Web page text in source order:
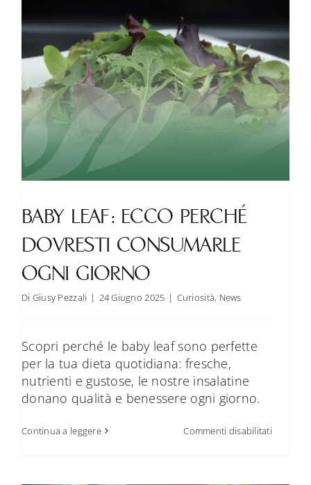
sportivo
BABY LEAF: ECCO PERCHÉ
DOVRESTI CONSUMARLE
OGNI GIORNO
Di Giusy Pezzali | 24 Giugno 2025 | Curiosità, News
Scopri perché le baby leaf sono perfette
per la tua dieta quotidiana: fresche,
nutrienti e gustose, le nostre insalatine
donano qualità e benessere ogni giorno.
Continua a leggere Commenti disabilitati